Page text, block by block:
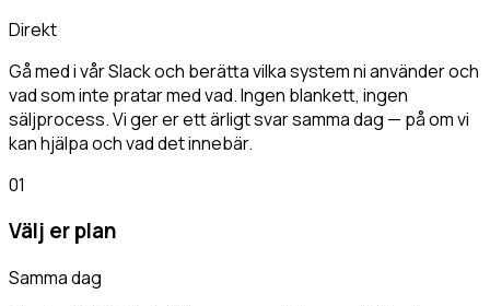
Direkt
Gå med i vår Slack och berätta vilka system ni använder och
vad som inte pratar med vad. Ingen blankett, ingen
säljprocess. Vi ger er ett ärligt svar samma dag — på om vi
kan hjälpa och vad det innebär.
01
Välj er plan
Samma dag